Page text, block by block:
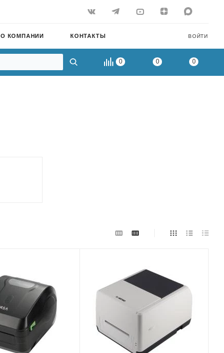
ВОЙТИ
О КОМПАНИИ КОНТАКТЫ
0 0 0